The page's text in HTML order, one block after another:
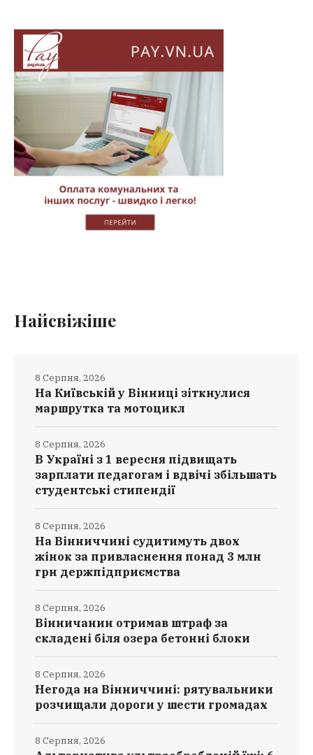
Найсвіжіше
На Київській у Вінниці зіткнулися
маршрутка та мотоцикл
8 Серпня, 2026
В Україні з 1 вересня підвищать
зарплати педагогам і вдвічі збільшать
студентські стипендії
8 Серпня, 2026
На Вінниччині судитимуть двох
жінок за привласнення понад 3 млн
грн держпідприємства
8 Серпня, 2026
Вінничанин отримав штраф за
складені біля озера бетонні блоки
8 Серпня, 2026
Негода на Вінниччині: рятувальники
розчищали дороги у шести громадах
8 Серпня, 2026
8 Серпня, 2026